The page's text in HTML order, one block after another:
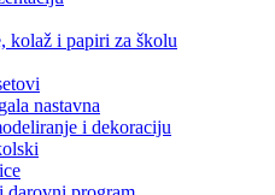
kolaž i papiri za školu
nastavna
i dekoraciju